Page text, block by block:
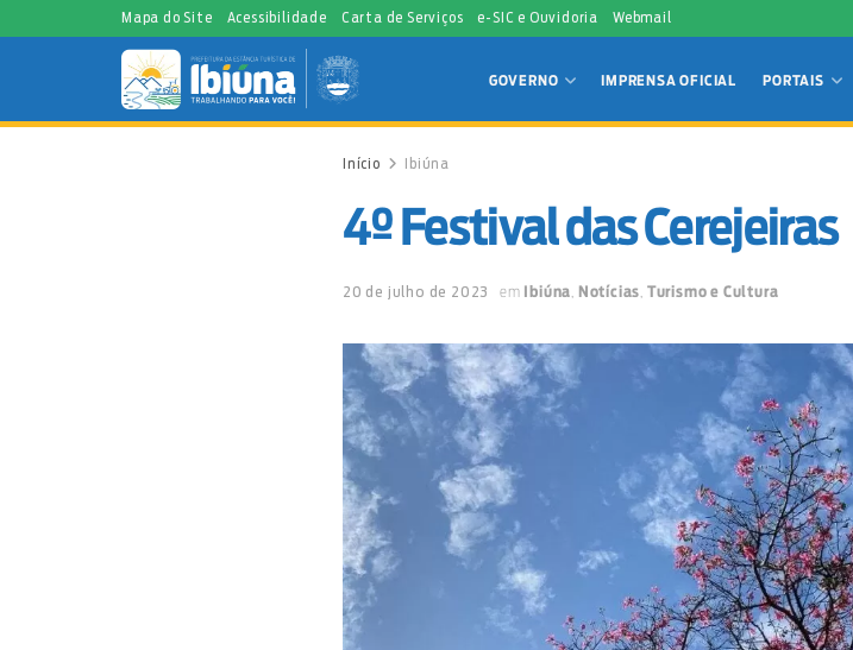
Mapa do Site Acessibilidade Carta de Serviços e-SIC e Ouvidoria Webmail
GOVERNO IMPRENSA OFICIAL PORTAIS
Início Ibiúna
4º Festival das Cerejeiras
20 de julho de 2023 em Ibiúna, Notícias, Turismo e Cultura